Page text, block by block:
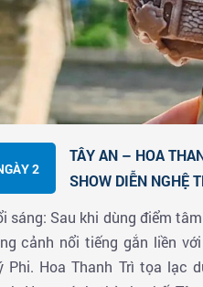
2
TÂY AN – HOA
SHOW DIỄN NGHỆ
sáng: Sau khi dùng điểm
cảnh nổi tiếng gắn liền
Phi. Hoa Thanh Trì tọa lạc